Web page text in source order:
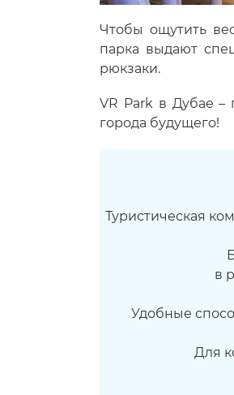
Чтобы ощутить
парка выдают
рюкзаки.
VR Park в Дубае –
города будущего!
Туристическая
в
Удобные
Для